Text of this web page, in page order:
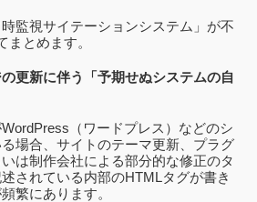
時監視サイテーションシステム」が不
まとめます。
更新に伴う「予期せぬシステムの自
（ワードプレス）などのシ
場合、サイトのテーマ更新、プラグ
は制作会社による部分的な修正のタ
されている内部のHTMLタグが書き
繁にあります。